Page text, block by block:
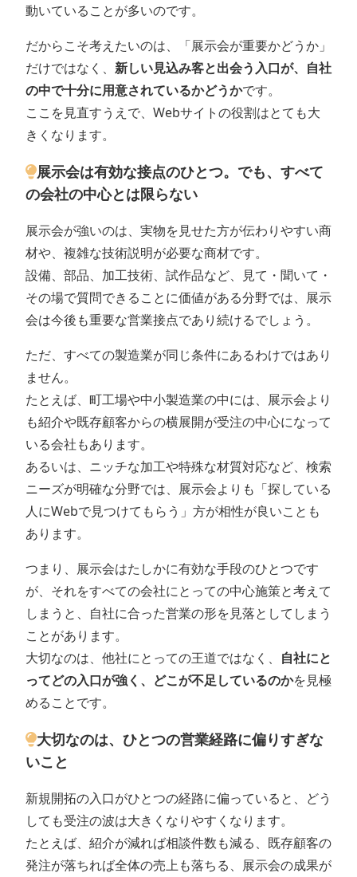
動いていることが多いのです。
だからこそ考えたいのは、「展示会が重要かどうか」
だけではなく、 新しい見込み客と出会う入口が、自社
の中で十分に用意されているかどうかです。
ここを見直すうえで、Webサイトの役割はとても大
きくなります。
展示会は有効な接点のひとつ。でも、すべて
の会社の中心とは限らない
展示会が強いのは、実物を見せた方が伝わりやすい商
材や、複雑な技術説明が必要な商材です。
設備、部品、加工技術、試作品など、見て・聞いて・
その場で質問できることに価値がある分野では、展示
会は今後も重要な営業接点であり続けるでしょう。
ただ、すべての製造業が同じ条件にあるわけではあり
ません。
たとえば、町工場や中小製造業の中には、展示会より
も紹介や既存顧客からの横展開が受注の中心になって
いる会社もあります。
あるいは、ニッチな加工や特殊な材質対応など、検索
ニーズが明確な分野では、展示会よりも「探している
人にWebで見つけてもらう」方が相性が良いことも
あります。
つまり、展示会はたしかに有効な手段のひとつです
が、それをすべての会社にとっての中心施策と考えて
しまうと、自社に合った営業の形を見落としてしまう
ことがあります。
大切なのは、他社にとっての王道ではなく、 自社にと
ってどの入口が強く、どこが不足しているのかを見極
めることです。
大切なのは、ひとつの営業経路に偏りすぎな
いこと
新規開拓の入口がひとつの経路に偏っていると、どう
しても受注の波は大きくなりやすくなります。
たとえば、紹介が減れば相談件数も減る、既存顧客の
発注が落ちれば全体の売上も落ちる、展示会の成果が